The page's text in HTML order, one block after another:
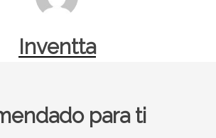
Inventta
para ti